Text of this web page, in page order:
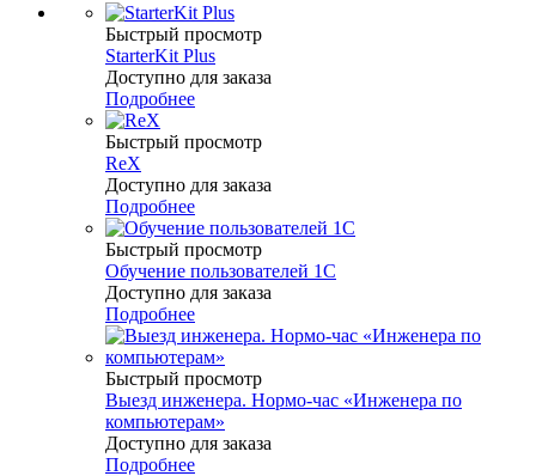
Быстрый просмотр
StarterKit Plus
Доступно для заказа
Подробнее
Быстрый просмотр
ReX
Доступно для заказа
Подробнее
Быстрый просмотр
Обучение пользователей 1С
Доступно для заказа
Подробнее
Быстрый просмотр
Выезд инженера. Нормо-час «Инженера по
компьютерам»
Доступно для заказа
Подробнее